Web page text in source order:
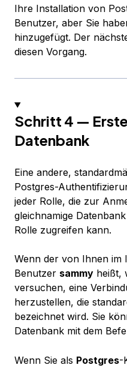
Ihre Installation von
Benutzer, aber Sie
hinzugefügt. Der
diesen Vorgang.
Schritt 4 —
Datenbank
Eine andere,
Postgres-
jeder Rolle, die zur
gleichnamige
Rolle zugreifen kann.
Wenn der von Ihnen im
Benutzer sammy heißt,
versuchen, eine
herzustellen, die
bezeichnet wird. Sie
Datenbank mit dem
Wenn Sie als Postgres-